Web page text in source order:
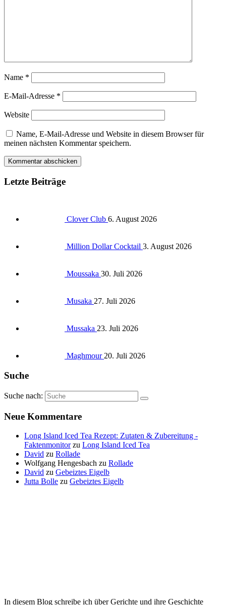
Name *
E-Mail-Adresse *
Website
Name, E-Mail-Adresse und Website in diesem Browser für
meinen nächsten Kommentar speichern.
Letzte Beiträge
Clover Club 6. August 2026
Million Dollar Cocktail 3. August 2026
Moussaka 30. Juli 2026
Musaka 27. Juli 2026
Mussaka 23. Juli 2026
Maghmour 20. Juli 2026
Suche
Suche nach:
Neue Kommentare
Long Island Iced Tea Rezept: Zutaten & Zubereitung -
Faktenmonitorzu Long Island Iced Tea
David zu Rollade
Wolfgang Hengesbach zu Rollade
David zu Gebeiztes Eigelb
Jutta Bolle zu Gebeiztes Eigelb
In diesem Blog schreibe ich über Gerichte und ihre Geschichte